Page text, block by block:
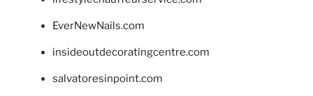
EverNewNails.com
insideoutdecoratingcentre.com
salvatoresinpoint.com